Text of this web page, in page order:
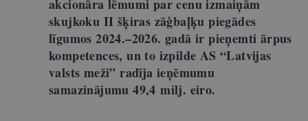
akcionāra lēmumi par cenu izmaiņām
skujkoku II šķiras zāģbaļķu piegādes
līgumos 2024.–2026. gadā ir pieņemti ārpus
kompetences, un to izpilde AS “Latvijas
valsts meži” radīja ieņēmumu
samazinājumu 49,4 milj. eiro.